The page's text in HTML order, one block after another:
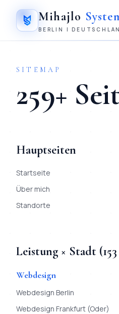
Mihajlo
BERLIN |
SITEMAP
259+
Hauptseiten
Startseite
Über mich
Standorte
Leistung × Stadt (153
Webdesign
Webdesign Berlin
Webdesign Frankfurt (Oder)